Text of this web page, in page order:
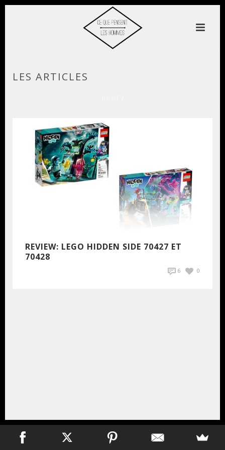
LES ARTICLES
REVIEW: LEGO HIDDEN SIDE 70427 ET
70428
6 0